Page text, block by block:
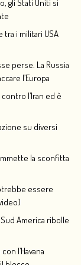
gli Stati Uniti si
tra i militari USA
perse. La Russia
l’Europa
l’Iran ed è
su diversi
la sconfitta
essere
America ribolle
l’Havana